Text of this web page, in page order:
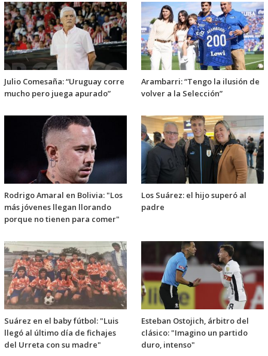
Julio Comesaña: “Uruguay corre
mucho pero juega apurado”
Arambarri: “Tengo la ilusión de
volver a la Selección”
Rodrigo Amaral en Bolivia: "Los
más jóvenes llegan llorando
porque no tienen para comer"
Los Suárez: el hijo superó al
padre
Suárez en el baby fútbol: "Luis
llegó al último día de fichajes
del Urreta con su madre"
Esteban Ostojich, árbitro del
clásico: "Imagino un partido
duro, intenso"